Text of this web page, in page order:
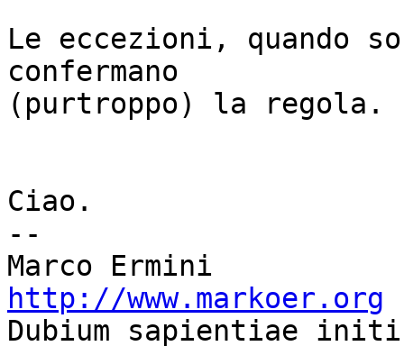
Le eccezioni, quando
confermano
(purtroppo) la regola.
Ciao.
--
http://www.markoer.org